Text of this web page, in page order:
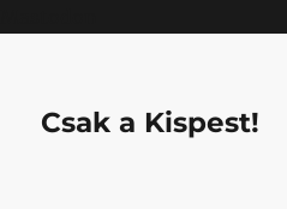
Csak a Kispest!